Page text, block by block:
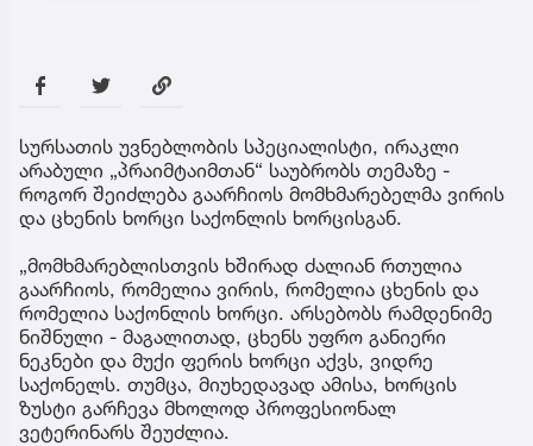
სურსათის უვნებლობის სპეციალისტი, ირაკლი
არაბული „პრაიმტაიმთან“ საუბრობს თემაზე -
როგორ შეიძლება გაარჩიოს მომხმარებელმა ვირის
და ცხენის ხორცი საქონლის ხორცისგან.
„მომხმარებლისთვის ხშირად ძალიან რთულია
გაარჩიოს, რომელია ვირის, რომელია ცხენის და
რომელია საქონლის ხორცი. არსებობს რამდენიმე
ნიშნული - მაგალითად, ცხენს უფრო განიერი
ნეკნები და მუქი ფერის ხორცი აქვს, ვიდრე
საქონელს. თუმცა, მიუხედავად ამისა, ხორცის
ზუსტი გარჩევა მხოლოდ პროფესიონალ
ვეტერინარს შეუძლია.